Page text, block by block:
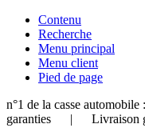
Contenu
Recherche
Menu principal
Menu client
Pied de page
n°1 de la casse
garanties | Livraison